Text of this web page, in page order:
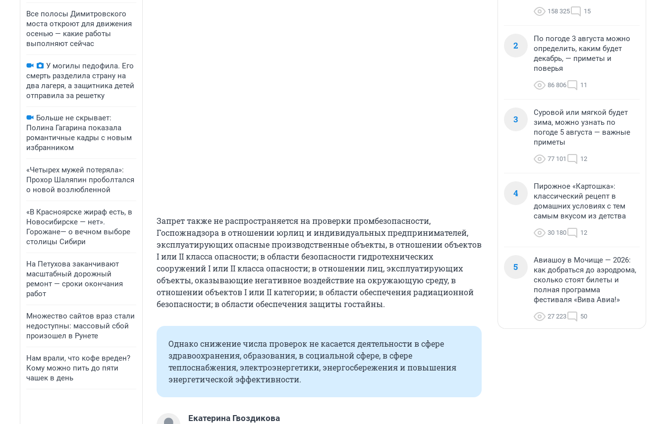
Все полосы Димитровского
моста откроют для движения
осенью — какие работы
выполняют сейчас
У могилы педофила. Его
смерть разделила страну на
два лагеря, а защитника детей
отправила за решетку
Больше не скрывает:
Полина Гагарина показала
романтичные кадры с новым
избранником
«Четырех мужей потеряла»:
Прохор Шаляпин проболтался
о новой возлюбленной
«В Красноярске жираф есть, в
Новосибирске — нет».
Горожане— о вечном выборе
столицы Сибири
На Петухова заканчивают
масштабный дорожный
ремонт — сроки окончания
работ
Множество сайтов враз стали
недоступны: массовый сбой
произошел в Рунете
Нам врали, что кофе вреден?
Кому можно пить до пяти
чашек в день
Запрет также не распространяется на проверки промбезопасности,
Госпожнадзора в отношении юрлиц и индивидуальных предпринимателей,
эксплуатирующих опасные производственные объекты, в отношении объектов
I или II класса опасности; в области безопасности гидротехнических
сооружений I или II класса опасности; в отношении лиц, эксплуатирующих
объекты, оказывающие негативное воздействие на окружающую среду, в
отношении объектов I или II категории; в области обеспечения радиационной
безопасности; в области обеспечения защиты гостайны.
Однако снижение числа проверок не касается деятельности в сфере
здравоохранения, образования, в социальной сфере, в сфере
теплоснабжения, электроэнергетики, энергосбережения и повышения
энергетической эффективности.
Екатерина Гвоздикова
158 325 15
2
По погоде 3 августа можно
определить, каким будет
декабрь, — приметы и
поверья
86 806 11
3
Суровой или мягкой будет
зима, можно узнать по
погоде 5 августа — важные
приметы
77 101 12
4
Пирожное «Картошка»:
классический рецепт в
домашних условиях с тем
самым вкусом из детства
30 180 12
5
Авиашоу в Мочище — 2026:
как добраться до аэродрома,
сколько стоят билеты и
полная программа
фестиваля «Вива Авиа!»
27 223 50